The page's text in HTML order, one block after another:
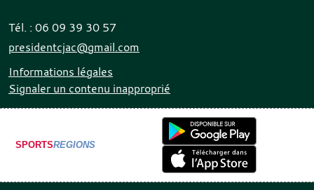
Tél. : 06 09 39 30 57
presidentcjac@gmail.com
Informations légales
Signaler un contenu inapproprié
SPORTSREGIONS